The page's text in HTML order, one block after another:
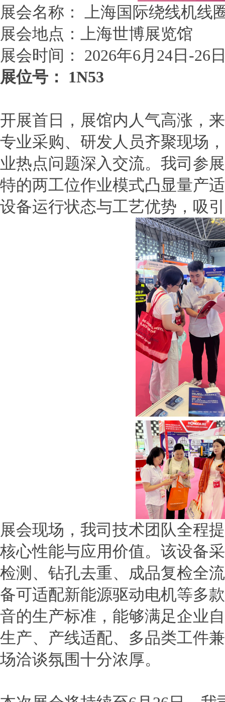
展会名称： 上海国际绕线机线
展会地点：上海世博展览馆
展会时间：
2026年6月 24 日 -26
展位号： 1N53
开展首日，展馆内人气高涨，
专业采购、研发人员齐聚现场
业热点问题深入交流。我司参
特的两工位作业模式凸显量产
设备运行状态与工艺优势，吸
展会现场，我司技术团队全程
核心性能与应用价值。该设备
检测、钻孔去重、成品复检全
备可适配新能源驱动电机等多
音的生产标准，能够满足企业
生产、产线适配、多品类工件
场洽谈氛围十分浓厚。